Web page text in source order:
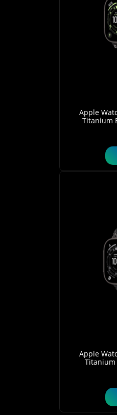
Apple
Titanium
Apple
Titanium